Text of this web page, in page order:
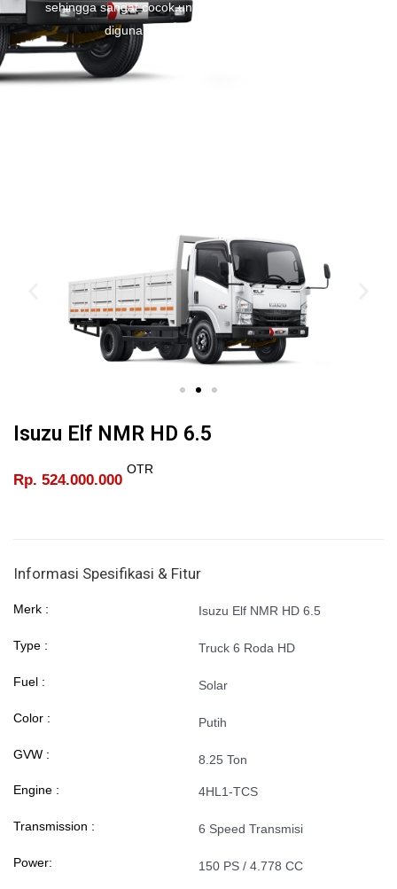
sehingga sangat cocok untuk aplikasi dump truck yang
digunakan di segala jenis medan.
Isuzu Elf NMR HD 6.5
Rp. 524.000.000
OTR
Informasi Spesifikasi & Fitur
Merk :
Type :
Fuel :
Color :
GVW :
Isuzu Elf NMR HD 6.5
Truck 6 Roda HD
Solar
Putih
8.25 Ton
Engine :
Transmission :
Power:
4HL1-TCS
6 Speed Transmisi
150 PS / 4.778 CC